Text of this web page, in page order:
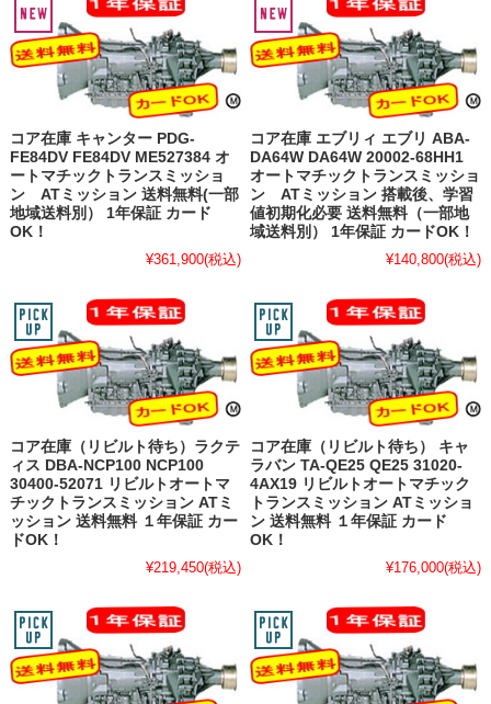
コア在庫 キャンター PDG-
FE84DV FE84DV ME527384 オ
ートマチックトランスミッショ
ン ATミッション 送料無料(一部
地域送料別） 1年保証 カード
OK！
¥361,900(税込)
コア在庫 エブリィ エブリ ABA-
DA64W DA64W 20002-68HH1
オートマチックトランスミッショ
ン ATミッション 搭載後、学習
値初期化必要 送料無料（一部地
域送料別） 1年保証 カードOK！
¥140,800(税込)
コア在庫（リビルト待ち）ラクテ
ィス DBA-NCP100 NCP100
30400-52071 リビルトオートマ
チックトランスミッション ATミ
ッション 送料無料 １年保証 カー
ドOK！
¥219,450(税込)
コア在庫（リビルト待ち） キャ
ラバン TA-QE25 QE25 31020-
4AX19 リビルトオートマチック
トランスミッション ATミッショ
ン 送料無料 １年保証 カード
OK！
¥176,000(税込)